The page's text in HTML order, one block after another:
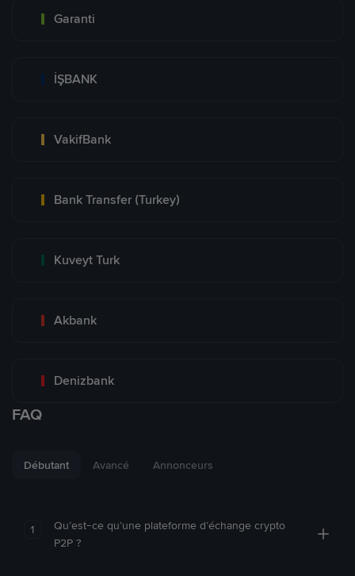
Garanti
İŞBANK
VakifBank
Bank Transfer (Turkey)
Kuveyt Turk
Akbank
Denizbank
FAQ
Débutant Avancé Annonceurs
1
Qu’est-ce qu’une plateforme d’échange crypto
P2P ?